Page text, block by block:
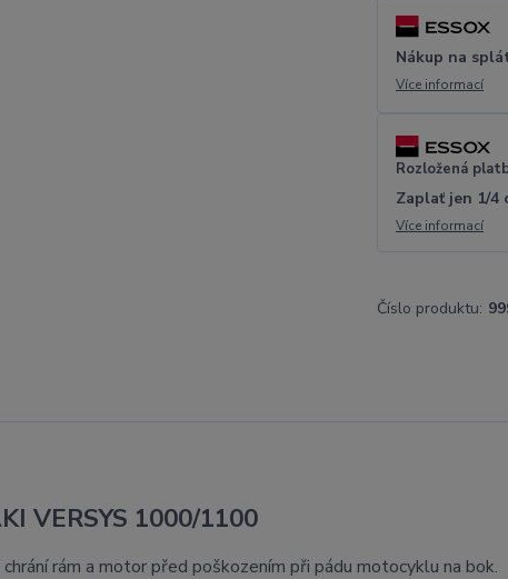
Nákup na
Více informací
Rozložená
Zaplať jen 1/4
Více informací
Číslo produktu:
VERSYS 1000/1100
rám a motor před poškozením při pádu motocyklu na bok.